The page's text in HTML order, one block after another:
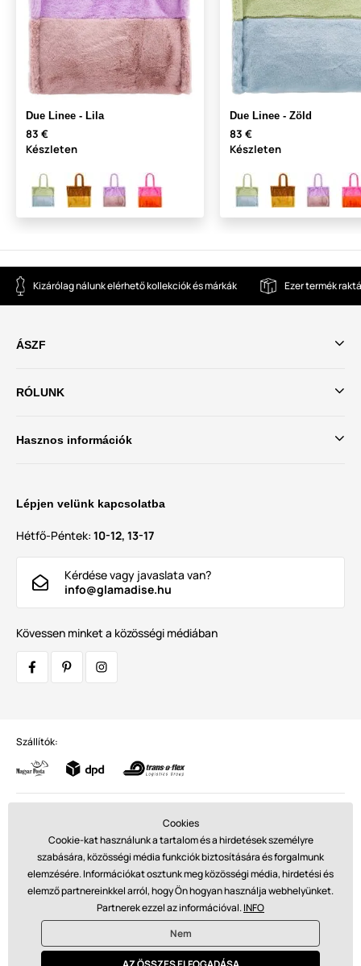
Due Linee - Lila
83 €
Készleten
Due Linee - Zöld
83 €
Készleten
Kizárólag nálunk elérhető kollekciók és márkák Ezer termék
ÁSZF
RÓLUNK
Hasznos információk
Lépjen velünk kapcsolatba
Hétfő-Péntek: 10-12, 13-17
Kérdése vagy javaslata van?
info@glamadise.hu
Kövessen minket a közösségi médiában
Szállítók:
© 2026 www.glamadise.hu. Technikailag biztosítjaSimplia s.r.o.
€ - HU
Cookies
Cookie-kat használunk a tartalom és a hirdetések személyre
szabására, közösségi média funkciók biztosítására és forgalmunk
elemzésére. Információkat osztunk meg közösségi média, hirdetési és
elemző partnereinkkel arról, hogy Ön hogyan használja webhelyünket.
Partnerek ezzel az információval.INFO
Nem